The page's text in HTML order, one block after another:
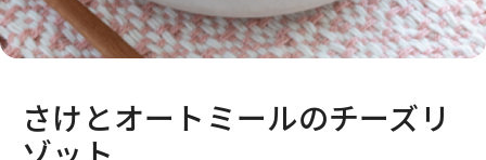
さけとオートミールのチーズリ